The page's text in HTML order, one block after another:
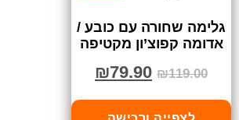
גלימה שחורה עם כובע /
אדומה קפוצ’ון מקטיפה
₪119.00
₪79.90